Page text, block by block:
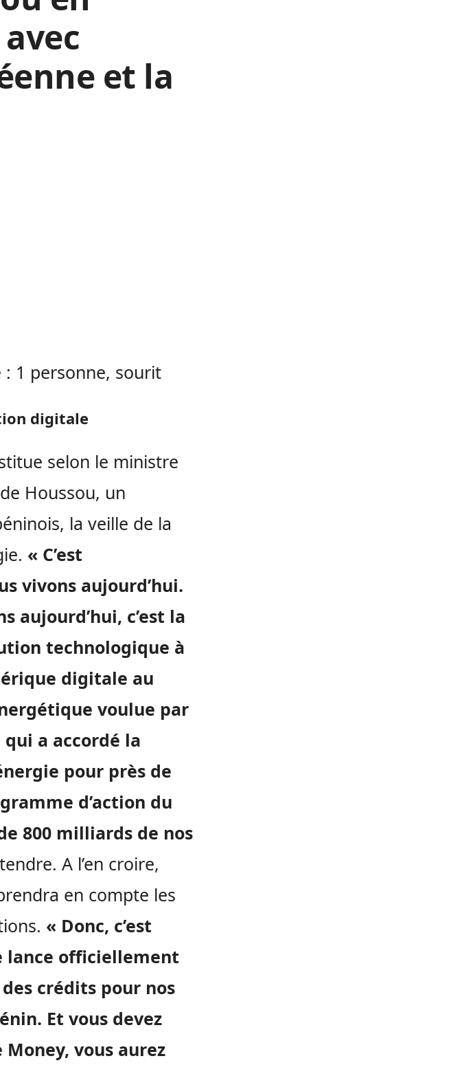
et la
digitale
selon le ministre
Houssou, un
la veille de la
« C’est
vivons aujourd’hui.
aujourd’hui, c’est la
technologique à
digitale au
voulue par
qui a accordé la
pour près de
d’action du
800 milliards de nos
A l’en croire,
en compte les
« Donc, c’est
lance officiellement
crédits pour nos
Et vous devez
vous aurez